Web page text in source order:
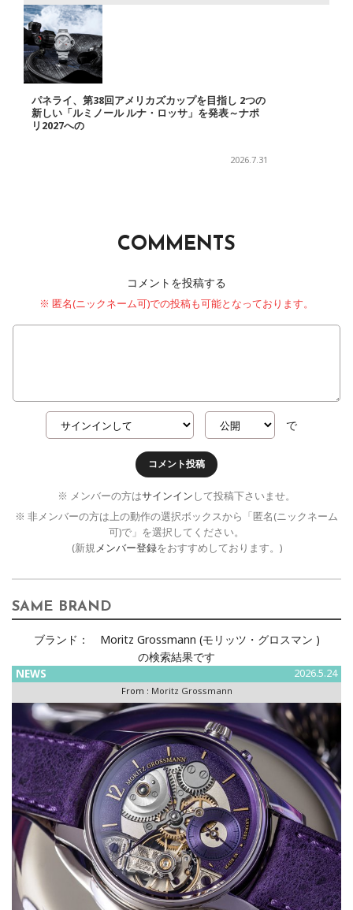
パネライ、第38回アメリカズカップを目指し 2つの
新しい「ルミノール ルナ・ロッサ」を発表～ナポ
リ2027への
2026.7.31
COMMENTS
コメントを投稿する
※ 匿名(ニックネーム可)での投稿も可能となっております。
で
コメント投稿
※ メンバーの方はサインイン して投稿下さいませ。
※ 非メンバーの方は上の動作の選択ボックスから「匿名(ニックネーム
可)で」を選択してください。
(新規メンバー登録をおすすめしております。)
SAME BRAND
ブランド：
Moritz Grossmann (モリッツ・グロスマン )
の検索結果です
NEWS 2026.5.24
From : Moritz Grossmann